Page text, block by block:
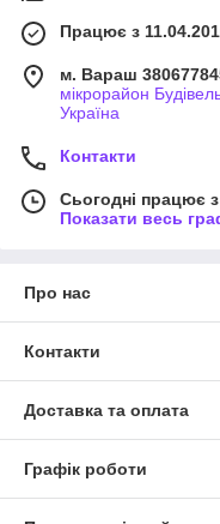
Працює з
м. Вараш
мікрорайон
Україна
Контакти
Сьогодні працює
Показати весь
Про нас
Контакти
Доставка та оплата
Графік роботи